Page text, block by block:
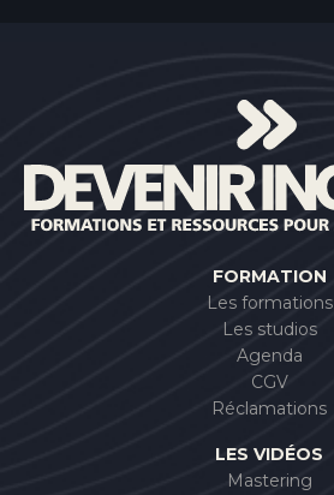
FORMATION
Les formations
Les studios
Agenda
CGV
Réclamations
LES VIDÉOS
Mastering